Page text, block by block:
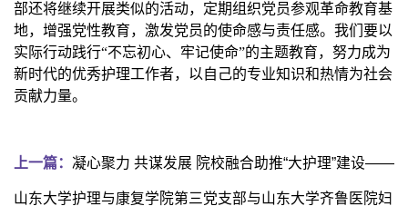
部还将继续开展类似的活动，定期组织党员参观革命教育基
地，增强党性教育，激发党员的使命感与责任感。我们要以
实际行动践行“不忘初心、牢记使命”的主题教育，努力成为
新时代的优秀护理工作者，以自己的专业知识和热情为社会
贡献力量。
上一篇： 凝心聚力 共谋发展 院校融合助推“大护理”建设——
山东大学护理与康复学院第三党支部与山东大学齐鲁医院妇